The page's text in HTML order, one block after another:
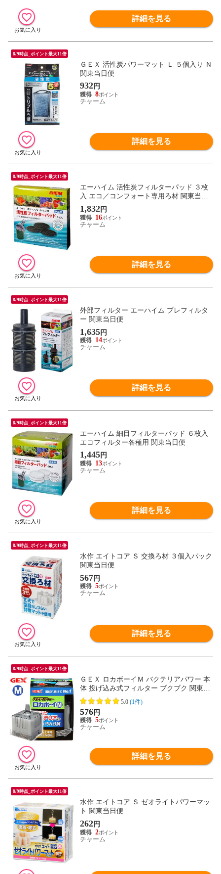
詳細を見る
8/9時点_ポイント最大11倍
ＧＥＸ 活性炭パワーマット Ｌ ５個入り Ｎ
関東当日便
932円
8
チャーム
詳細を見る
8/9時点_ポイント最大11倍
エーハイム 活性炭フィルターパッド ３枚
入 エコ／コンフォート専用ろ材 関東当日
便
1,832円
16
チャーム
詳細を見る
8/9時点_ポイント最大11倍
外部フィルター エーハイム プレフィルタ
ー 関東当日便
1,635円
14
チャーム
詳細を見る
8/9時点_ポイント最大11倍
エーハイム 細目フィルターパッド ６枚入
エコフィルター各種用 関東当日便
1,445円
13
チャーム
詳細を見る
8/9時点_ポイント最大11倍
水作 エイトコア Ｓ 交換ろ材 ３個入パック
関東当日便
567円
5
チャーム
詳細を見る
8/9時点_ポイント最大11倍
ＧＥＸ ロカボーイＭ バクテリアパワー 本
体 投げ込み式フィルター ブクブク 関東当
日便
5.0 (1件)
576円
5
チャーム
詳細を見る
8/9時点_ポイント最大11倍
水作 エイトコア Ｓ ゼオライトパワーマッ
ト 関東当日便
262円
2
チャーム